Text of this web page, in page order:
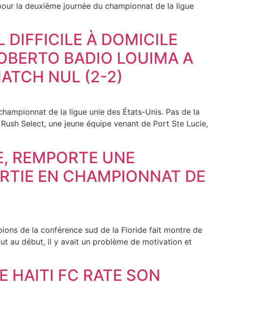
la deuxième journée du championnat de la ligue
DIFFICILE À DOMICILE
BADIO LOUIMA A
NUL (2-2)
de la ligue unie des États-Unis. Pas de la
Select, une jeune équipe venant de Port Ste Lucie,
REMPORTE UNE
EN CHAMPIONNAT DE
de la conférence sud de la Floride fait montre de
au début, il y avait un problème de motivation et
HAITI FC RATE SON